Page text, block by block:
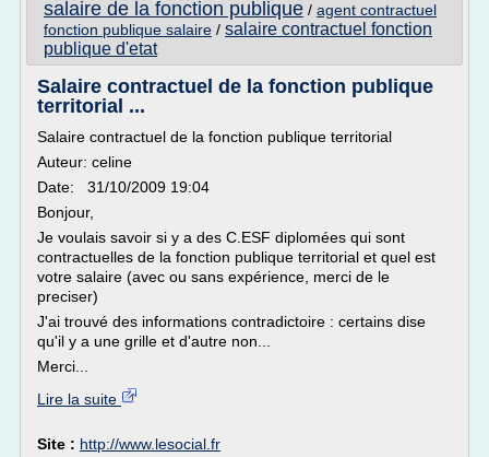
salaire de la fonction publique / agent contractuel
fonction publique salaire / salaire contractuel fonction
publique d'etat
Salaire contractuel de la fonction publique
territorial ...
Salaire contractuel de la fonction publique territorial
Auteur: celine
Date: 31/10/2009 19:04
Bonjour,
Je voulais savoir si y a des C.ESF diplomées qui sont
contractuelles de la fonction publique territorial et quel est
votre salaire (avec ou sans expérience, merci de le
preciser)
J'ai trouvé des informations contradictoire : certains dise
qu'il y a une grille et d'autre non...
Merci...
Lire la suite
Site : http://www.lesocial.fr